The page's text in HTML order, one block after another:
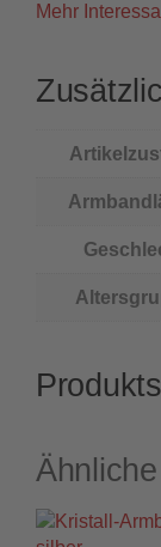
Mehr